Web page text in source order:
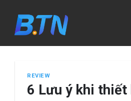
content
REVIEW
6 Lưu ý khi thiết